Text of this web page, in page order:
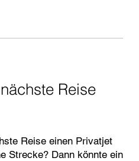
Reise
Reise einen Privatjet
Strecke? Dann könnte ein